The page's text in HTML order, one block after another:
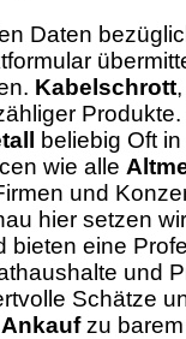
Daten
Kabelschrott,
beliebig Oft
wie alle
und
hier setzen
bieten eine
und
Schätze
zu barem